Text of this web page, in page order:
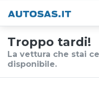
Troppo tardi!
La vettura che stai
disponibile.